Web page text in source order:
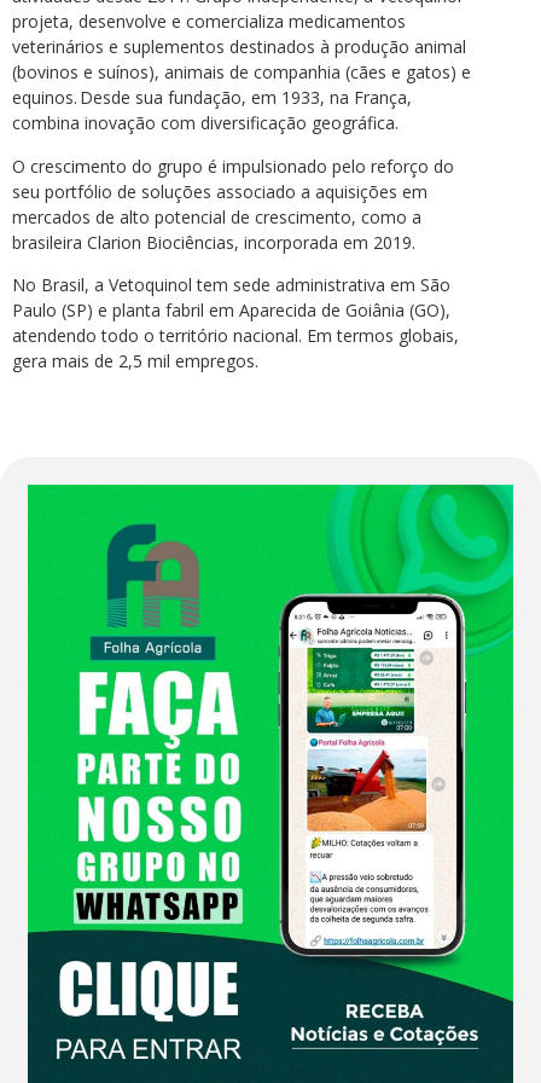
projeta, desenvolve e comercializa medicamentos
veterinários e suplementos destinados à produção animal
(bovinos e suínos), animais de companhia (cães e gatos) e
equinos. Desde sua fundação, em 1933, na França,
combina inovação com diversificação geográfica.
O crescimento do grupo é impulsionado pelo reforço do
seu portfólio de soluções associado a aquisições em
mercados de alto potencial de crescimento, como a
brasileira Clarion Biociências, incorporada em 2019.
No Brasil, a Vetoquinol tem sede administrativa em São
Paulo (SP) e planta fabril em Aparecida de Goiânia (GO),
atendendo todo o território nacional. Em termos globais,
gera mais de 2,5 mil empregos.